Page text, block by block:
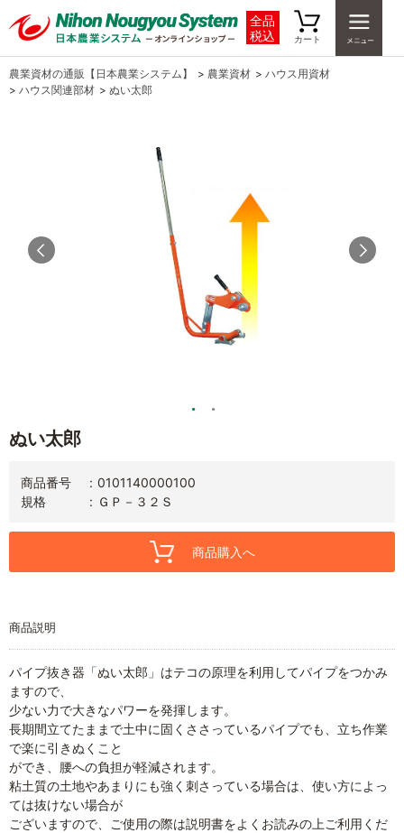
全品
税込
カート
農業資材の通販【日本農業システム】 > 農業資材 > ハウス用資材
> ハウス関連部材 > ぬい太郎
ぬい太郎
商品番号
0101140000100
規格
ＧＰ－３２Ｓ
商品購入へ
商品説明
パイプ抜き器「ぬい太郎」はテコの原理を利用してパイプをつかみ
ますので、
少ない力で大きなパワーを発揮します。
長期間立てたままで土中に固くささっているパイプでも、立ち作業
で楽に引きぬくこと
ができ、腰への負担が軽減されます。
粘土質の土地やあまりにも強く刺さっている場合は、使い方によっ
ては抜けない場合が
ございますので、ご使用の際は説明書をよくお読みの上ご利用くだ